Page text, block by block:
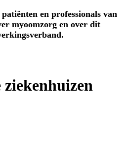
en professionals van
myoomzorg en over dit
ziekenhuizen